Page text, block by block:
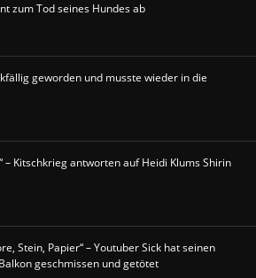
zum Tod seines Hundes ab
geworden und musste wieder in die
– Kitschkrieg antworten auf Heidi Klums Shirin
Stein, Papier“ – Youtuber Sick hat seinen
geschmissen und getötet